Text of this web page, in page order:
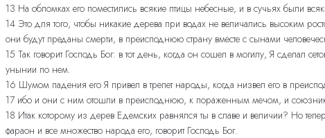
13 На обломках его поместились всякие птицы небесные, и в сучьях были
14 Это для того, чтобы никакие дерева при водах не величались высоким
они будут преданы смерти, в преисподнюю страну вместе с сынами
15 Так говорит Господь Бог: в тот день, когда он сошел в могилу, Я сделал
унынии по нем.
16 Шумом падения его Я привел в трепет народы, когда низвел его в
17 ибо и они с ним отошли в преисподнюю, к пораженным мечом, и
18 Итак которому из дерев Едемских равнялся ты в славе и величии? Но
фараон и все множество народа его, говорит Господь Бог.